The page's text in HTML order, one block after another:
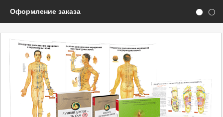
Оформление заказа